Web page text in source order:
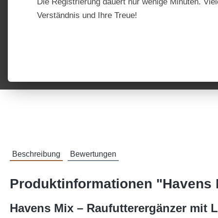
Beschreibung Bewertungen
Produktinformationen "Havens
Havens Mix – Raufutterergänzer mit
Die Registrierung dauert nur wenige Minuten.
Verständnis und Ihre Treue!